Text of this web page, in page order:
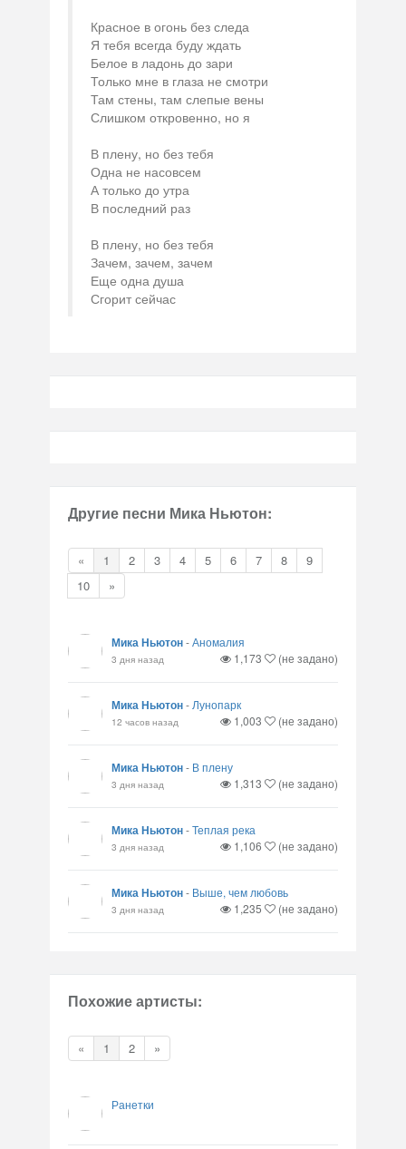
Красное в огонь без следа
Я тебя всегда буду ждать
Белое в ладонь до зари
Только мне в глаза не смотри
Там стены, там слепые вены
Слишком откровенно, но я
В плену, но без тебя
Одна не насовсем
А только до утра
В последний раз
В плену, но без тебя
Зачем, зачем, зачем
Еще одна душа
Сгорит сейчас
Другие песни Мика Ньютон:
« 1 2 3 4 5 6 7 8
9
10
»
Мика Ньютон-Аномалия
3 дня назад 1,173 (не задано)
Мика Ньютон- Лунопарк
12 часов назад 1,003 (не задано)
Мика Ньютон- В плену
3 дня назад 1,313 (не задано)
Мика Ньютон-Теплая река
3 дня назад 1,106 (не задано)
Мика Ньютон- Выше, чем любовь
3 дня назад 1,235 (не задано)
Похожие артисты:
« 1 2 »
Ранетки